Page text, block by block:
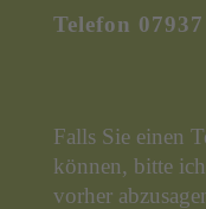
Telefon
Falls Sie einen
können, bitte
vorher